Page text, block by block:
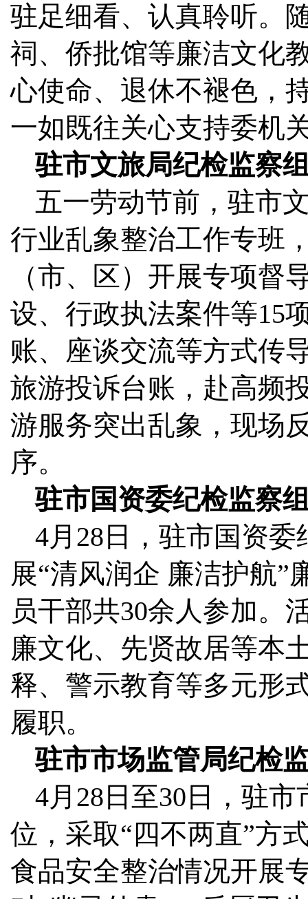
驻足细看、认真聆听。
祠、侨批馆等廉洁文化
心使命、退休不褪色，
一如既往关心支持委机
驻市文旅局纪检监察
五一劳动节前，驻市
行业乱象整治工作专班
（市、区）开展专项督
设、行政执法案件等15
账、座谈交流等方式传
旅游投诉台账，赴高频
游服务突出乱象，现场
序。
驻市国资委纪检监察
4月28日，驻市国资
展“清风润企 廉洁护航”
员干部共30余人参加。
廉文化、先贤故居等本
释、警示教育等多元形
履职。
驻市市场监管局纪检
4月28日至30日，驻
位，采取“四不两直”方
食品安全整治情况开展